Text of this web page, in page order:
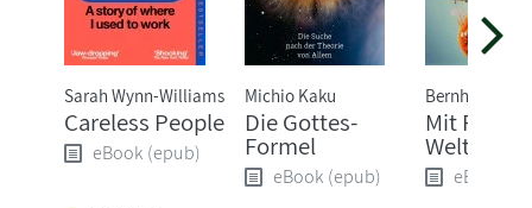
Sarah Wynn-Williams
Careless People
eBook (epub)
Michio Kaku
Die Gottes-
Formel
eBook (epub)
Bernhard
Mit
Welt
eBook